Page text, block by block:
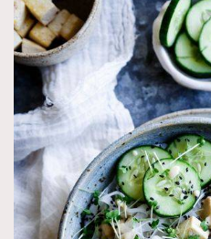
AFrenchMind
EmpowerF